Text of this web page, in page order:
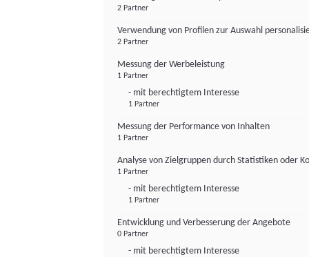
2 Partner
Verwendung von Profilen zur Auswahl
2 Partner
Messung der Werbeleistung
1 Partner
- mit berechtigtem Interesse
1 Partner
Messung der Performance von Inhalten
1 Partner
Analyse von Zielgruppen durch Statistiken oder
1 Partner
- mit berechtigtem Interesse
1 Partner
Entwicklung und Verbesserung der Angebote
0 Partner
- mit berechtigtem Interesse